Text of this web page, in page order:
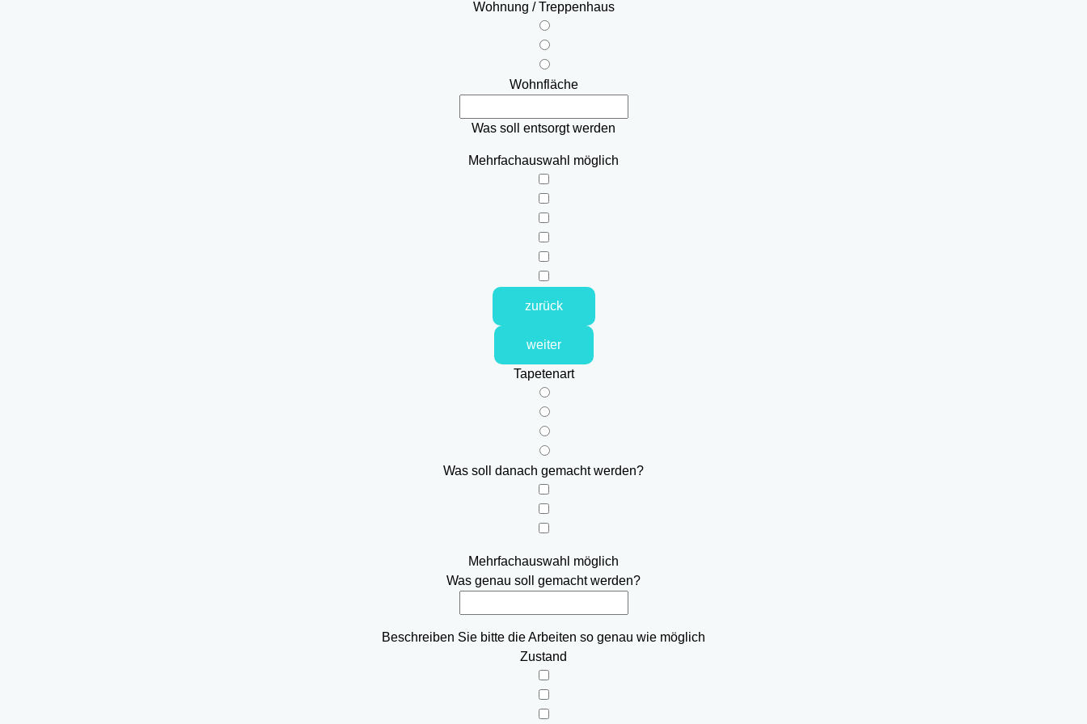
Wohnung / Treppenhaus
Wohnfläche
Was soll entsorgt werden
Mehrfachauswahl möglich
zurück
weiter
Tapetenart
Was soll danach gemacht werden?
Mehrfachauswahl möglich
Was genau soll gemacht werden?
Beschreiben Sie bitte die Arbeiten so genau wie möglich
Zustand